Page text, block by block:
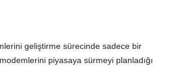
geliştirme sürecinde sadece bir
piyasaya sürmeyi planladığı